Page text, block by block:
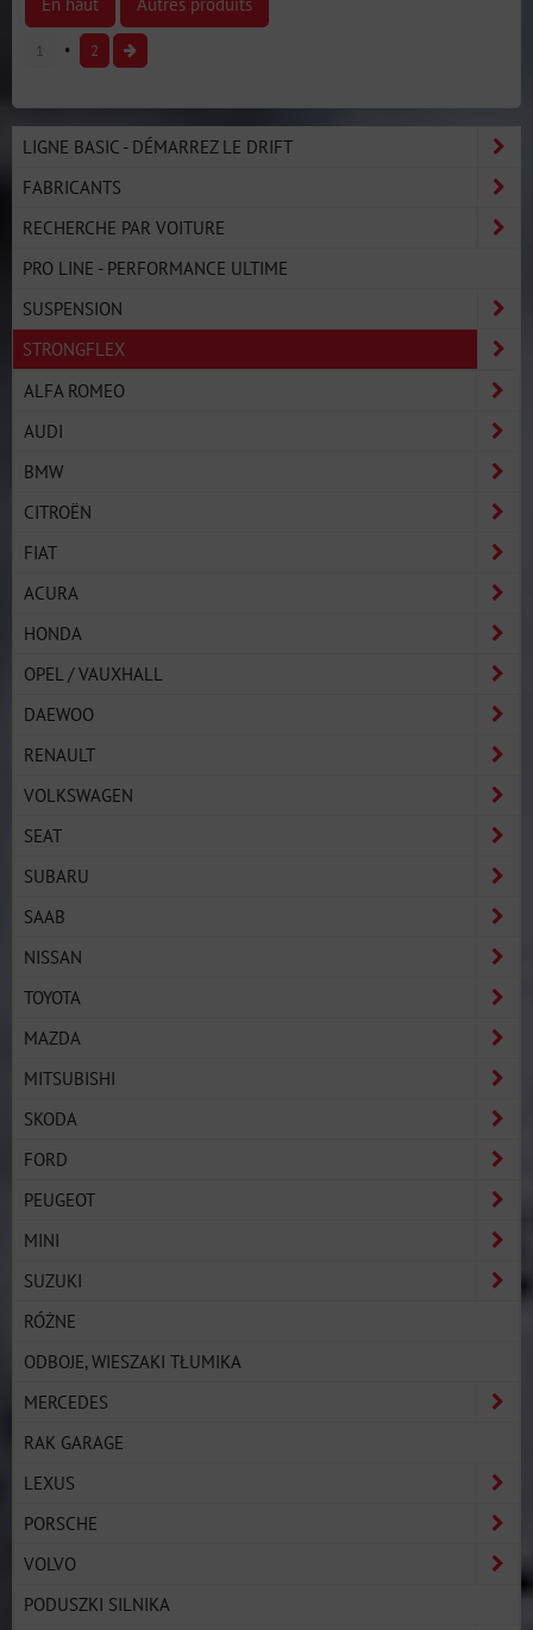
1 2
LIGNE BASIC - DÉMARREZ LE DRIFT
FABRICANTS
RECHERCHE PAR VOITURE
PRO LINE - PERFORMANCE ULTIME
SUSPENSION
STRONGFLEX
ALFA ROMEO
AUDI
BMW
CITROËN
FIAT
ACURA
HONDA
OPEL / VAUXHALL
DAEWOO
RENAULT
VOLKSWAGEN
SEAT
SUBARU
SAAB
NISSAN
TOYOTA
MAZDA
MITSUBISHI
SKODA
FORD
PEUGEOT
MINI
SUZUKI
RÓŻNE
ODBOJE, WIESZAKI TŁUMIKA
MERCEDES
RAK GARAGE
LEXUS
PORSCHE
VOLVO
PODUSZKI SILNIKA